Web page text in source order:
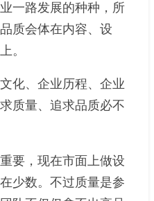
一路发展的种种，所
质会体在内容、设
。
化、企业历程、企业
质量、追求品质必不
要，现在市面上做设
少数。不过质量是参